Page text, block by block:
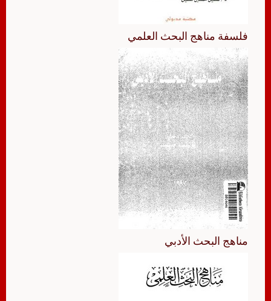
فلسفة مناهج البحث العلمي
مناهج البحث الأدبي